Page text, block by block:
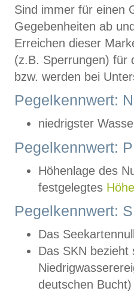
Sind immer für einen
Gegebenheiten ab
Erreichen dieser
(z.B. Sperrungen) für
bzw. werden bei
Pegelkennwert:
niedrigster
Pegelkennwert:
Höhenlage des
festgelegtes
Pegelkennwert:
Das
Das SKN
deutschen